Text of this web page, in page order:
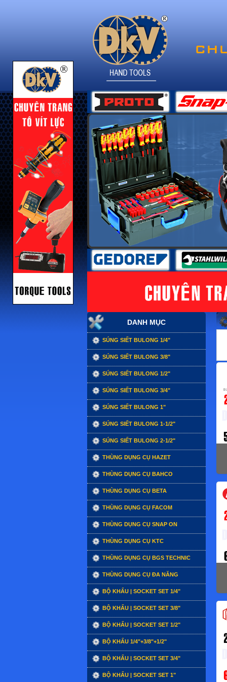
DANH MỤC
SÚNG SIẾT BULONG 1/4"
SÚNG SIẾT BULONG 3/8"
SÚNG SIẾT BULONG 1/2"
SÚNG SIẾT BULONG 3/4"
SÚNG SIẾT BULONG 1"
SÚNG SIẾT BULONG 1-1/2"
SÚNG SIẾT BULONG 2-1/2"
THÙNG DỤNG CỤ HAZET
THÙNG DỤNG CỤ BAHCO
THÙNG DỤNG CỤ BETA
THÙNG DỤNG CỤ FACOM
THÙNG DỤNG CỤ SNAP ON
THÙNG DỤNG CỤ KTC
THÙNG DỤNG CỤ BGS TECHNIC
THÙNG DỤNG CỤ ĐA NĂNG
BỘ KHẨU | SOCKET SET 1/4"
BỘ KHẨU | SOCKET SET 3/8"
BỘ KHẨU | SOCKET SET 1/2"
BỘ KHẨU 1/4"+3/8"+1/2"
BỘ KHẨU | SOCKET SET 3/4"
BỘ KHẨU | SOCKET SET 1"